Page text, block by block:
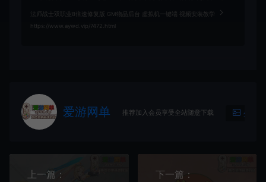
法师战士双职业8倍速修复版 GM物品后台 虚拟机一键端 视频安装教学
https://www.aywd.vip/7472.html
爱游网单 推荐加入会员享受全站随意下载 生成海
上一篇：
下一篇：